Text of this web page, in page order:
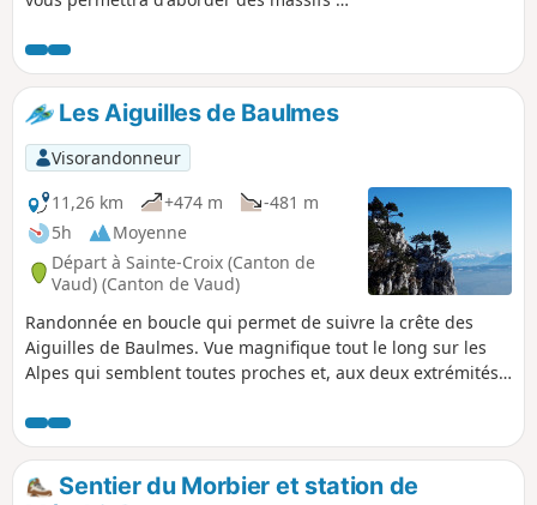
des pays nordiques. L'émerveillement
sera au rendez-vous, n'en doutez pas, et
vous récompensera d'un bel effort.
Les Aiguilles de Baulmes
Visorandonneur
11,26 km
+474 m
-481 m
5h
Moyenne
Départ à Sainte-Croix (Canton de
Vaud) (Canton de Vaud)
Randonnée en boucle qui permet de suivre la crête des
Aiguilles de Baulmes. Vue magnifique tout le long sur les
Alpes qui semblent toutes proches et, aux deux extrémités,
du circuit n'est pas garanti.
Sentier du Morbier et station de